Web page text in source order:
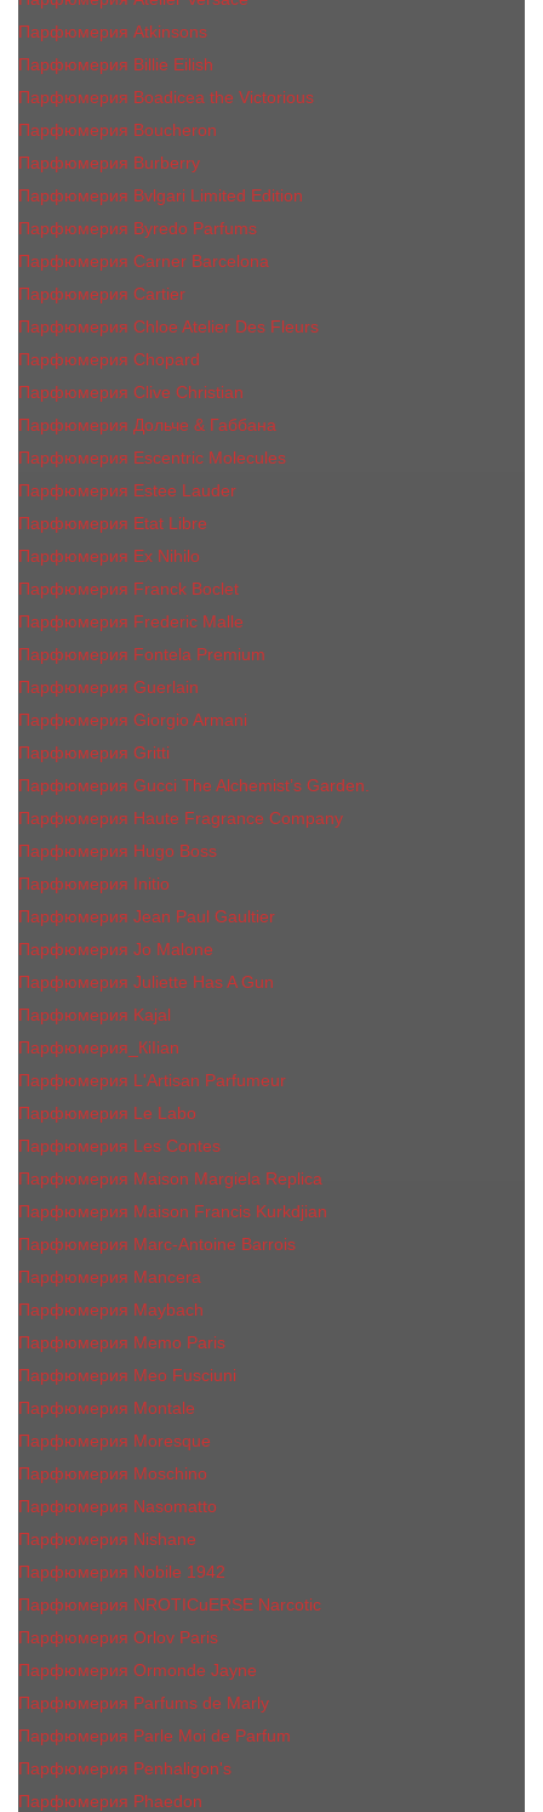
Парфюмерия Atkinsons
Парфюмерия Billie Eilish
Парфюмерия Boadicea the Victorious
Парфюмерия Boucheron
Парфюмерия Burberry
Парфюмерия Bvlgari Limited Edition
Парфюмерия Byredo Parfums
Парфюмерия Carner Barcelona
Парфюмерия Cartier
Парфюмерия Chloe Atelier Des Fleurs
Парфюмерия Сhopard
Парфюмерия Clive Christian
Парфюмерия Дольче & Габбана
Парфюмерия Escentric Molecules
Парфюмерия Estee Lаudеr
Парфюмерия Etat Libre
Парфюмерия Ex Nihilo
Парфюмерия Franck Boclet
Парфюмерия Frеderic Mаlle
Парфюмерия Fontela Premium
Парфюмерия Guerlain
Парфюмерия Giorgio Armani
Парфюмерия Gritti
Парфюмерия Gucci The Alchemist’s Garden.
Парфюмерия Haute Fragrance Company
Парфюмерия Hugo Boss
Парфюмерия Initio
Парфюмерия Jean Paul Gaultier
Парфюмерия Jо Malоnе
Парфюмерия Juliette Has A Gun
Парфюмерия Kajal
Парфюмерия_КiIiаn
Парфюмерия L'Artisan Parfumeur
Парфюмерия Le Labo
Парфюмерия Les Contes
Парфюмерия Maison Margiela Replica
Парфюмерия Maison Francis Kurkdjian
Парфюмерия Marc-Antoine Barrois
Парфюмерия Mancera
Парфюмерия Maybach
Парфюмерия Memo Paris
Парфюмерия Meo Fusciuni
Парфюмерия Montale
Парфюмерия Moresque
Парфюмерия Moschino
Парфюмерия Nasomatto
Парфюмерия Nishane
Парфюмерия Nobile 1942
Парфюмерия NROTICuERSE Narcotic
Парфюмерия Orlov Paris
Парфюмерия Ormonde Jayne
Парфюмерия Parfums de Marly
Парфюмерия Parle Moi de Parfum
Парфюмерия Penhaligon's
Парфюмерия Phaedon